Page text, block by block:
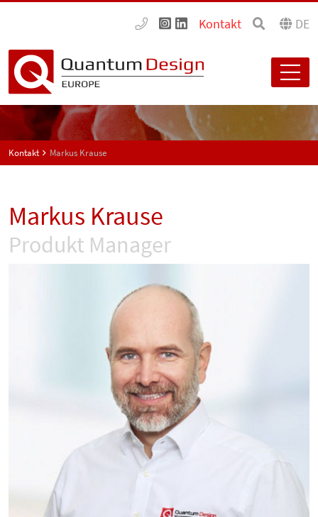
Kontakt DE
Kontakt Markus Krause
Markus Krause
Produkt Manager